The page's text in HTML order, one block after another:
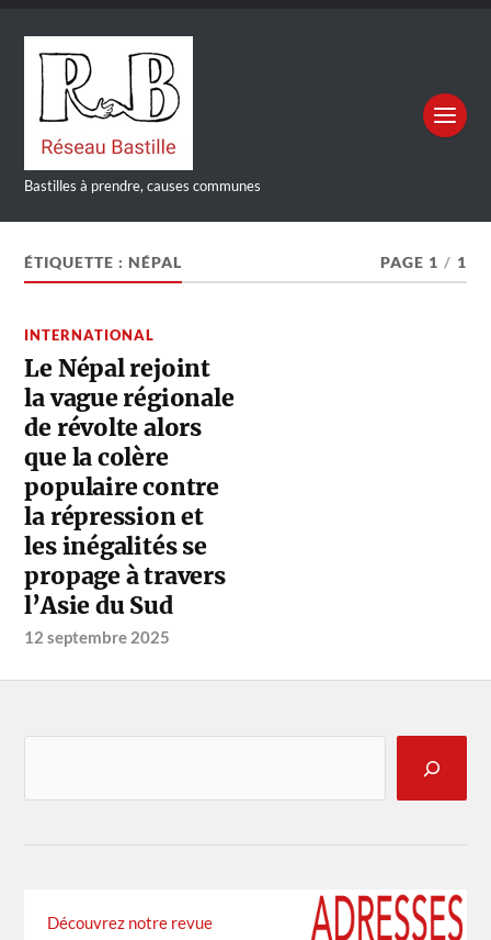
Bastilles à prendre, causes communes
ÉTIQUETTE :NÉPAL PAGE 1 / 1
INTERNATIONAL
Le Népal rejoint
la vague régionale
de révolte alors
que la colère
populaire contre
la répression et
les inégalités se
propage à travers
l’Asie du Sud
12 septembre 2025
Découvrez notre revue